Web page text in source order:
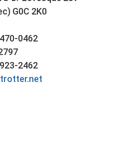
G0C 2K0
0462
2462